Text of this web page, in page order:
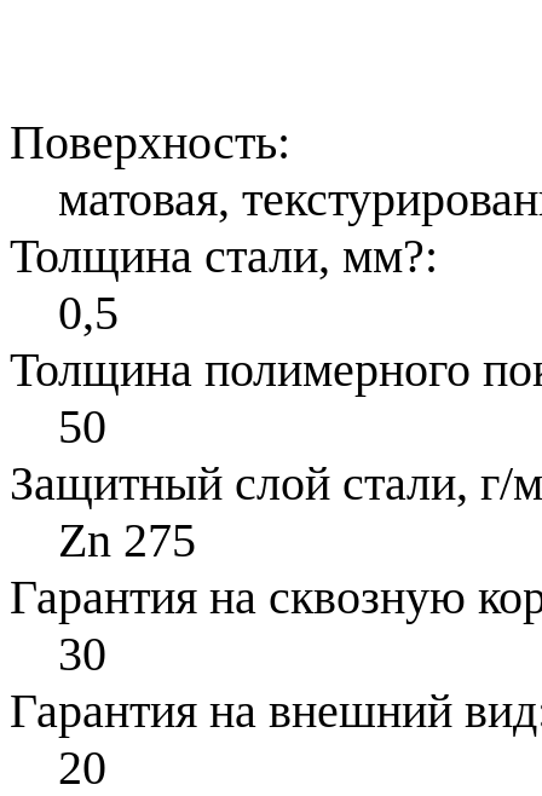
Поверхность:
матовая,
Толщина стали, мм?:
0,5
Толщина полимерного
50
Защитный слой стали, г/
Zn 275
Гарантия на сквозную
30
Гарантия на внешний
20